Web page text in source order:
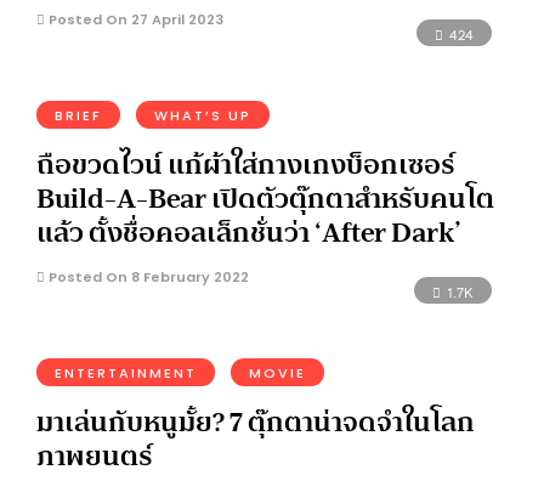
Posted On 27 April 2023
424
BRIEF WHAT’S UP
ถือขวดไวน์ แก้ผ้าใส่กางเกงบ็อกเซอร์
Build-A-Bear เปิดตัวตุ๊กตาสำหรับคนโต
แล้ว ตั้งชื่อคอลเล็กชั่นว่า ‘After Dark’
Posted On 8 February 2022
1.7K
ENTERTAINMENT MOVIE
มาเล่นกับหนูมั้ย? 7 ตุ๊กตาน่าจดจำในโลก
ภาพยนตร์